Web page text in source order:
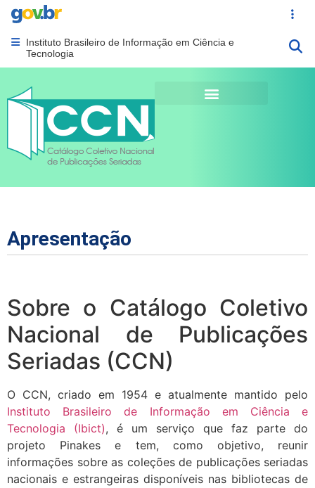
Portal Gov.br
Abrir menu principal de navegação
Instituto Brasileiro de Informação em Ciência e
Tecnologia
Apresentação
Sobre o Catálogo Coletivo
Nacional de Publicações
Seriadas (CCN)
O CCN, criado em 1954 e atualmente mantido pelo
Instituto Brasileiro de Informação em Ciência e
Tecnologia (Ibict), é um serviço que faz parte do
projeto Pinakes e tem, como objetivo, reunir
informações sobre as coleções de publicações seriadas
nacionais e estrangeiras disponíveis nas bibliotecas de